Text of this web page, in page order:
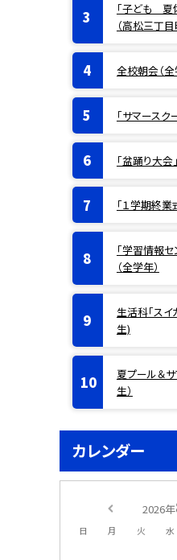
「子ども 夏
（高松三丁目
全校朝会（全
「サマースク
「盆踊り大会
「１学期終業
「学習情報
（全学年）
生活科「スイ
生)
夏プール＆サ
生）
カレンダー
2026年
日 月 火 水